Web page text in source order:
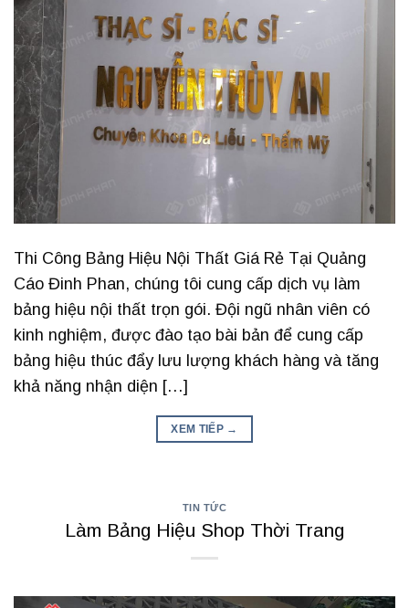
Thi Công Bảng Hiệu Nội Thất Giá Rẻ Tại Quảng
Cáo Đinh Phan, chúng tôi cung cấp dịch vụ làm
bảng hiệu nội thất trọn gói. Đội ngũ nhân viên có
kinh nghiệm, được đào tạo bài bản để cung cấp
bảng hiệu thúc đẩy lưu lượng khách hàng và tăng
khả năng nhận diện […]
XEM TIẾP →
TIN TỨC
Làm Bảng Hiệu Shop Thời Trang